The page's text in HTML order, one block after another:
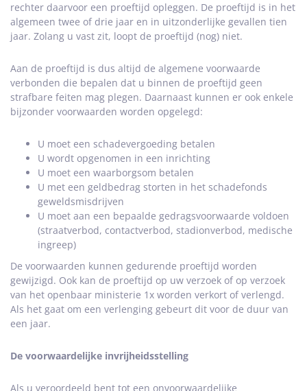
rechter daarvoor een proeftijd opleggen. De proeftijd is in het
algemeen twee of drie jaar en in uitzonderlijke gevallen tien
jaar. Zolang u vast zit, loopt de proeftijd (nog) niet.
Aan de proeftijd is dus altijd de algemene voorwaarde
verbonden die bepalen dat u binnen de proeftijd geen
strafbare feiten mag plegen. Daarnaast kunnen er ook enkele
bijzonder voorwaarden worden opgelegd:
U moet een schadevergoeding betalen
U wordt opgenomen in een inrichting
U moet een waarborgsom betalen
U met een geldbedrag storten in het schadefonds
geweldsmisdrijven
U moet aan een bepaalde gedragsvoorwaarde voldoen
(straatverbod, contactverbod, stadionverbod, medische
ingreep)
De voorwaarden kunnen gedurende proeftijd worden
gewijzigd. Ook kan de proeftijd op uw verzoek of op verzoek
van het openbaar ministerie 1x worden verkort of verlengd.
Als het gaat om een verlenging gebeurt dit voor de duur van
een jaar.
De voorwaardelijke invrijheidsstelling
Als u veroordeeld bent tot een onvoorwaardelijke